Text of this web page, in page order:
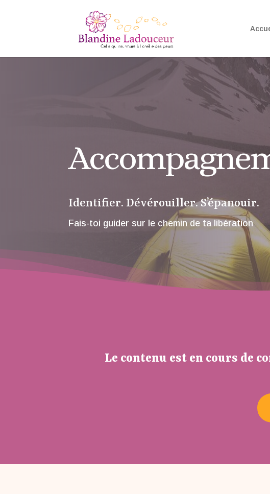
Identifier. Dévérouiller. S’épanouir.
Fais-toi guider sur le chemin de ta libération
Le contenu est en cours de